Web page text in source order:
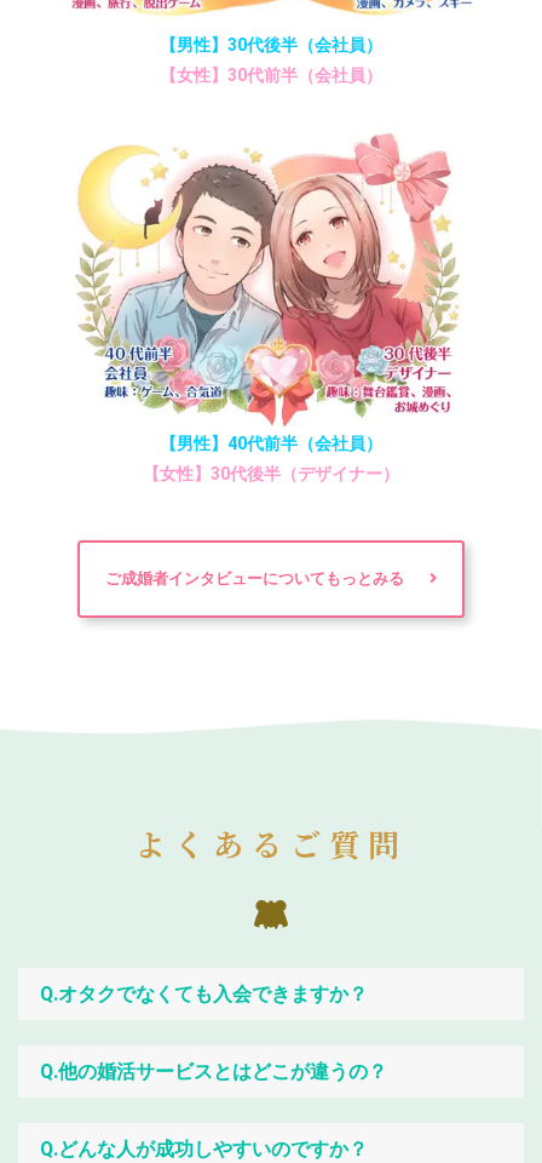
【男性】30代後半（会社員）
【女性】30代前半（会社員）
【男性】40代前半（会社員）
【女性】30代後半（デザイナー）
ご成婚者インタビューについてもっとみる
よくあるご質問
Q.オタクでなくても入会できますか？
Q.他の婚活サービスとはどこが違うの？
Q.どんな人が成功しやすいのですか？